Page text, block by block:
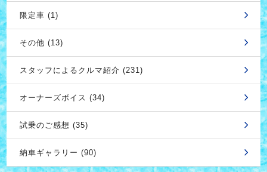
限定車 (1)
その他 (13)
スタッフによるクルマ紹介 (231)
オーナーズボイス (34)
試乗のご感想 (35)
納車ギャラリー (90)